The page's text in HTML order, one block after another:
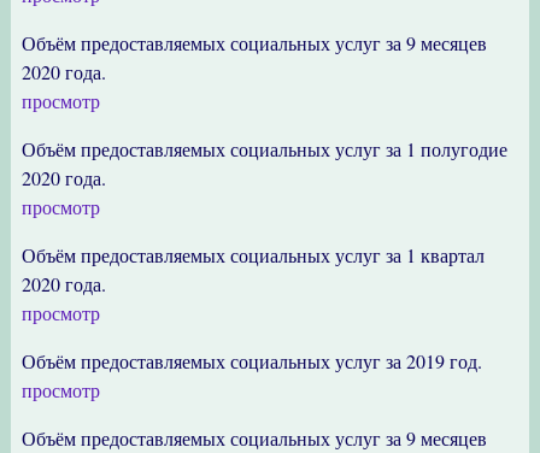
Объём предоставляемых социальных услуг за 9 месяцев
2020 года.
просмотр
Объём предоставляемых социальных услуг за 1 полугодие
2020 года.
просмотр
Объём предоставляемых социальных услуг за 1 квартал
2020 года.
просмотр
Объём предоставляемых социальных услуг за 2019 год.
просмотр
Объём предоставляемых социальных услуг за 9 месяцев